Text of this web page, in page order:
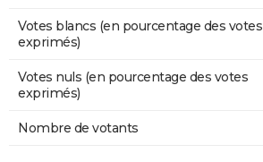
Votes blancs (en pourcentage des votes
exprimés)
Votes nuls (en pourcentage des votes
exprimés)
Nombre de votants